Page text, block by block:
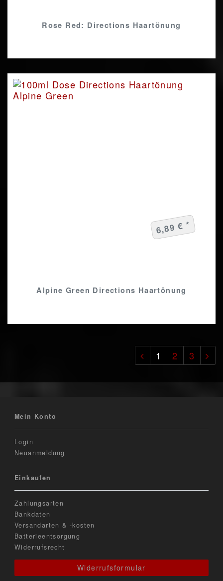
Rose Red: Directions Haartönung
Alpine Green Directions Haartönung
6,89 € *
1 2 3
Mein Konto
Login
Neuanmeldung
Einkaufen
Zahlungsarten
Bankdaten
Versandarten & -kosten
Batterieentsorgung
Widerrufsrecht
Widerrufsformular